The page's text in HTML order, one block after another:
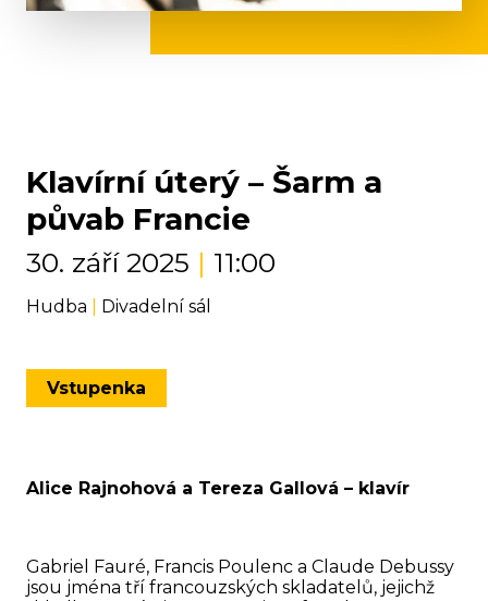
Klavírní úterý – Šarm a
půvab Francie
30. září 2025 | 11:00
Hudba Divadelní sál
Vstupenka
Alice Rajnohová a Tereza Gallová – klavír
Gabriel Fauré, Francis Poulenc a Claude Debussy
jsou jména tří francouzských skladatelů, jejichž